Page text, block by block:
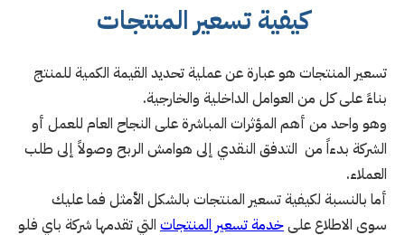
كيفية تسعير المنتجات
تسعير المنتجات هو عبارة عن عملية تحديد القيمة الكمية للمنتج
بناءً على كل من العوامل الداخلية والخارجية.
وهو واحد من أهم المؤثرات المباشرة على النجاح العام للعمل أو
الشركة بدءاً من التدفق النقدي إلى هوامش الربح وصولاً إلى طلب
العملاء.
أما بالنسبة لكيفية تسعير المنتجات بالشكل الأمثل فما عليك
سوى الاطلاع علىخدمة تسعير المنتجات التي تقدمها شركة باي فلو